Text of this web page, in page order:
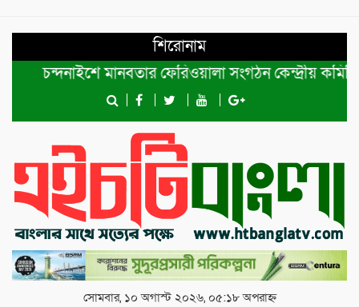
শিরোনাম
চন্দনাইশে মানবতার ফেরিওয়ালা সংগঠন কেন্দ্রীয় কমিটির
সোমবার, ১০ অগাস্ট ২০২৬, ০৫:১৮ অপরাহ্ন